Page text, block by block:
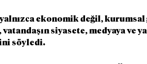
ekonomik değil, kurumsal
siyasete, medyaya ve
söyledi.